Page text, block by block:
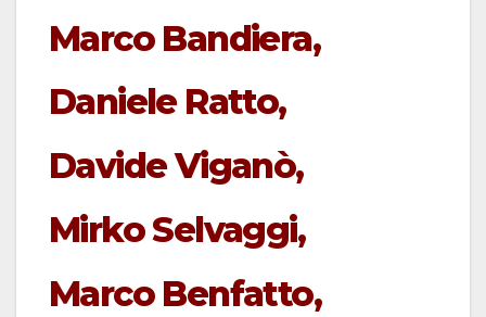
Marco Bandiera,
Daniele Ratto,
Davide Viganò,
Mirko Selvaggi,
Marco Benfatto,